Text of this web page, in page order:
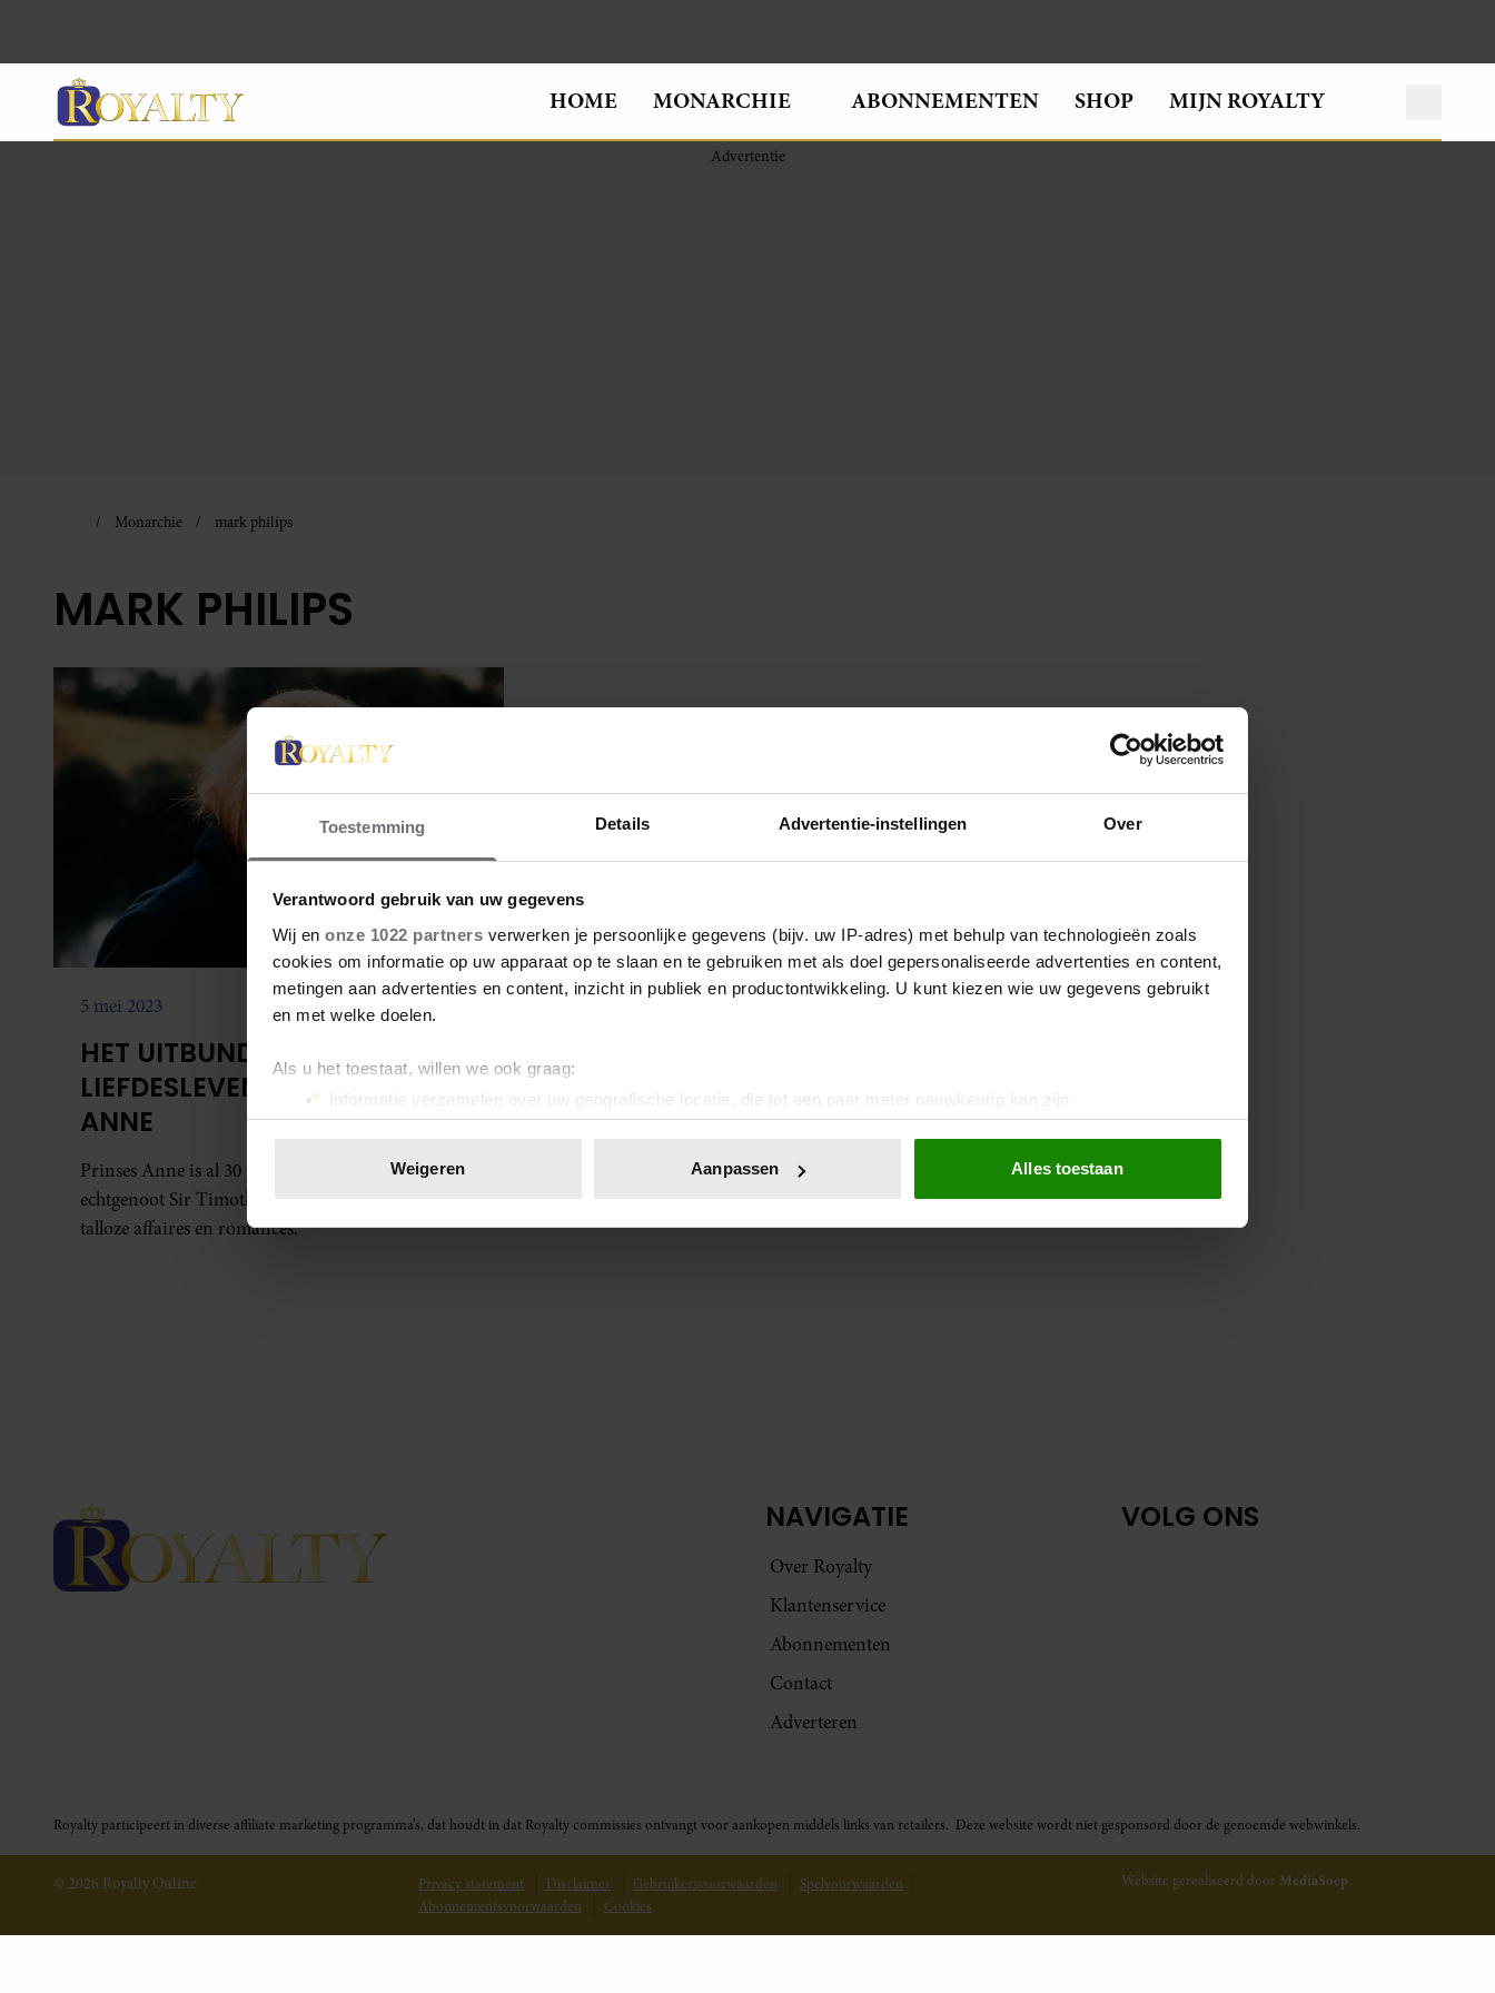
Toestemming Details Advertentie-instellingen Over
Verantwoord gebruik van uw gegevens
Wij en onze 1022 partners verwerken je persoonlijke gegevens (bijv. uw IP-adres) met behulp van technologieën zoals
cookies om informatie op uw apparaat op te slaan en te gebruiken met als doel gepersonaliseerde advertenties en content,
metingen aan advertenties en content, inzicht in publiek en productontwikkeling. U kunt kiezen wie uw gegevens gebruikt
en met welke doelen.
Als u het toestaat, willen we ook graag:
Informatie verzamelen over uw geografische locatie, die tot een paar meter nauwkeurig kan zijn
Uw apparaat identificeren door het actief te scannen op specifieke eigenschappen (fingerprinting)
toestemming op elk moment wijzigen of intrekken in de Cookieverklaring.
We gebruiken cookies om content en advertenties te personaliseren, om functies voor social media te bieden en om ons
Weigeren Aanpassen Alles toestaan
HOME MONARCHIE ABONNEMENTEN SHOP MIJN ROYALTY
Monarchie mark philips
MARK PHILIPS
5 mei 2023
HET UITBUNDIGE
LIEFDESLEVEN VAN PRINSES
ANNE
Prinses Anne is al 30 jaar getrouwd met haar
echtgenoot Sir Timothy Laurence, maar ze had ook
talloze affaires en romances.
NAVIGATIE
Over Royalty
Klantenservice
Abonnementen
Contact
Adverteren
VOLG ONS
Royalty participeert in diverse affiliate marketing programma’s, dat houdt in dat Royalty commissies ontvangt voor aankopen middels links van retailers. Deze website wordt niet gesponsord door de genoemde webwinkels.
© 2026 Royalty Online Privacy statement Disclaimer Gebruikersvoorwaarden
Spelvoorwaarden
Abonnementsvoorwaarden
Cookies
Website gerealiseerd door MediaSoep